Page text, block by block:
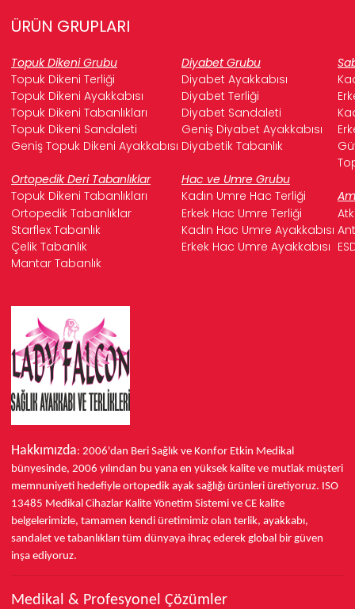
ÜRÜN GRUPLARI
Topuk Dikeni Grubu Diyabet Grubu
Topuk Dikeni Terliği
Diyabet Ayakkabısı
Topuk Dikeni Ayakkabısı
Diyabet Terliği
Topuk Dikeni Tabanlıkları
Diyabet Sandaleti
Topuk Dikeni Sandaleti
Geniş Diyabet Ayakkabısı
Geniş Topuk Dikeni Ayakkabısı Diyabetik Tabanlık
Ortopedik Deri Tabanlıklar
Hac ve Umre Grubu
Topuk Dikeni Tabanlıkları
Kadın Umre Hac Terliği
Ortopedik Tabanlıklar
Erkek Hac Umre Terliği
Starflex Tabanlık
Kadın Hac Umre Ayakkabısı
Çelik Tabanlık
Erkek Hac Umre Ayakkabısı
Mantar Tabanlık
Hakkımızda: 2006'dan Beri Sağlık ve Konfor Etkin Medikal
bünyesinde, 2006 yılından bu yana en yüksek kalite ve mutlak müşteri
memnuniyeti hedefiyle ortopedik ayak sağlığı ürünleri üretiyoruz. ISO
13485 Medikal Cihazlar Kalite Yönetim Sistemi ve CE kalite
belgelerimizle, tamamen kendi üretimimiz olan terlik, ayakkabı,
sandalet ve tabanlıkları tüm dünyaya ihraç ederek global bir güven
inşa ediyoruz.
Medikal & Profesyonel Çözümler